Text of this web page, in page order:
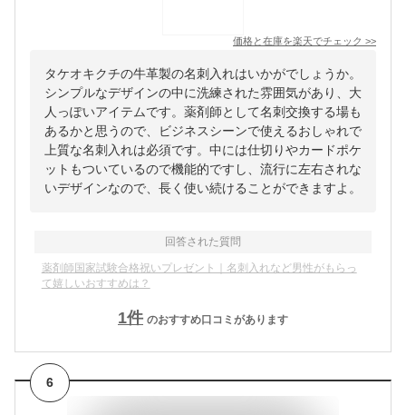
価格と在庫を楽天でチェック >>
タケオキクチの牛革製の名刺入れはいかがでしょうか。
シンプルなデザインの中に洗練された雰囲気があり、大
人っぽいアイテムです。薬剤師として名刺交換する場も
あるかと思うので、ビジネスシーンで使えるおしゃれで
上質な名刺入れは必須です。中には仕切りやカードポケ
ットもついているので機能的ですし、流行に左右されな
いデザインなので、長く使い続けることができますよ。
回答された質問
薬剤師国家試験合格祝いプレゼント｜名刺入れなど男性がもらっ
て嬉しいおすすめは？
1件 のおすすめ口コミがあります
6